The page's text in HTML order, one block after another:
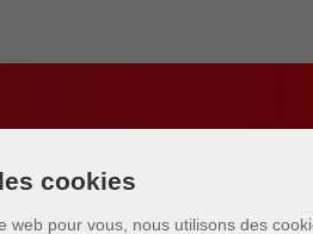
cookies
web pour vous, nous utilisons des
où jouer à